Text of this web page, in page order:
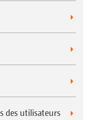
des utilisateurs